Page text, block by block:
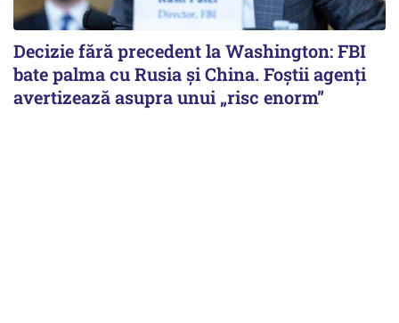
Decizie fără precedent la Washington: FBI
bate palma cu Rusia și China. Foștii agenți
avertizează asupra unui „risc enorm”